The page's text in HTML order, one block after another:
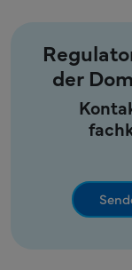
der